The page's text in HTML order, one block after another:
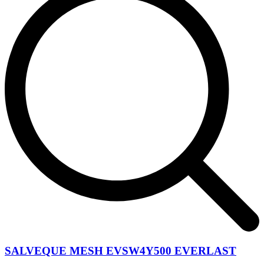
SALVEQUE MESH EVSW4Y500 EVERLAST